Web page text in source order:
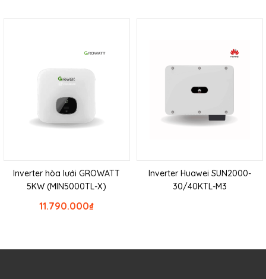
Inverter hòa lưới GROWATT
5KW (MIN5000TL-X)
₫
11.790.000
Inverter Huawei SUN2000-
30/40KTL-M3